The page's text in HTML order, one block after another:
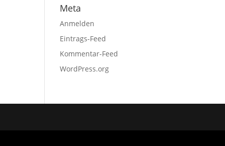
Meta
Anmelden
Eintrags-Feed
Kommentar-Feed
WordPress.org